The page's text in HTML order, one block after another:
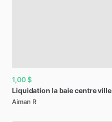
1,00 $
Liquidation la baiecentreville
Aiman R